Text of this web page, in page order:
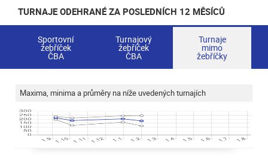
TURNAJE ODEHRANÉ ZA POSLEDNÍCH 12 MĚSÍCŮ
Sportovní
žebříček
ČBA
Turnajový
žebříček
ČBA
Turnaje
mimo
žebříčky
Maxima, minima a průměry na níže uvedených turnajích